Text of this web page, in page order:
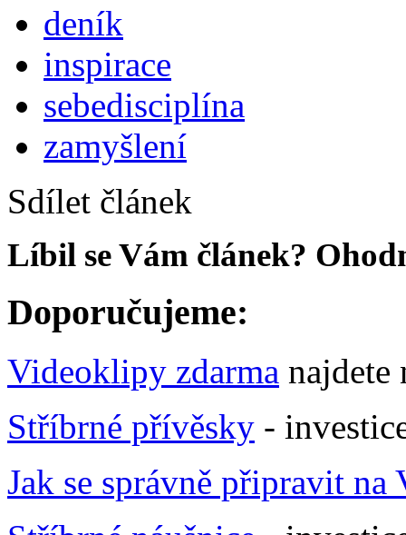
deník
inspirace
sebedisciplína
zamyšlení
Sdílet článek
Líbil se Vám článek?
Doporučujeme:
Videoklipy zdarma najdete
Stříbrné přívěsky -
Jak se správně připravit na